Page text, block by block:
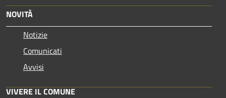
NOVITÀ
Notizie
Comunicati
Avvisi
VIVERE IL COMUNE